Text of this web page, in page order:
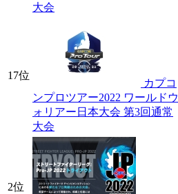
大会
17位
カプコ
ンプロツアー2022 ワールドウ
ォリアー日本大会 第3回通常
大会
2位